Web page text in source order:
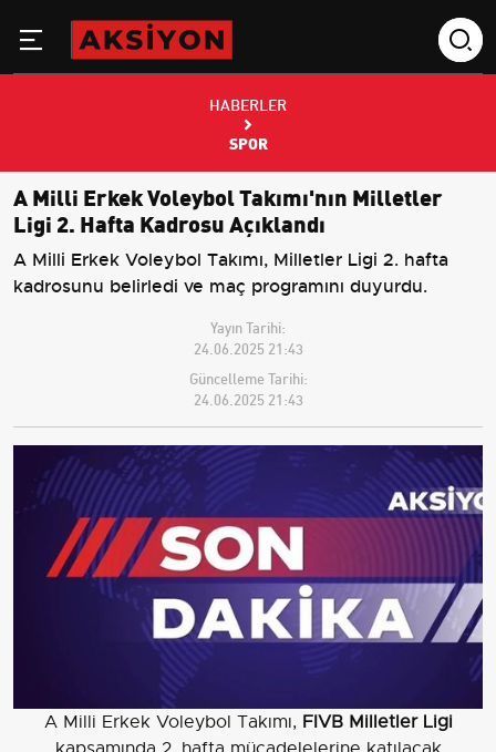
HABERLER
SPOR
A Milli Erkek Voleybol Takımı'nın Milletler
Ligi 2. Hafta Kadrosu Açıklandı
A Milli Erkek Voleybol Takımı, Milletler Ligi 2. hafta
kadrosunu belirledi ve maç programını duyurdu.
Yayın Tarihi:
24.06.2025 21:43
Güncelleme Tarihi:
24.06.2025 21:43
A Milli Erkek Voleybol Takımı, FIVB Milletler Ligi